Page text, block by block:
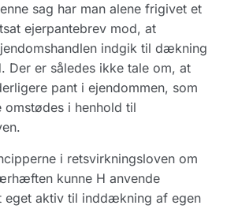
sag har man alene frigivet et
ejerpantebrev mod, at
indgik til dækning
Der er således ikke tale om, at
pant i ejendommen, som
omstødes i henhold til
i retsvirkningsloven om
kunne H anvende
eget aktiv til inddækning af egen